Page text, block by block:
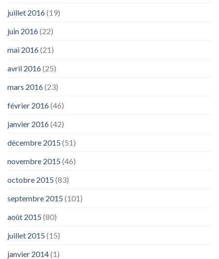
juillet 2016(19)
juin 2016(22)
mai 2016(21)
avril 2016(25)
mars 2016(23)
février 2016(46)
janvier 2016(42)
décembre 2015 (51)
novembre 2015 (46)
octobre 2015 (83)
septembre 2015 (101)
août 2015 (80)
juillet 2015 (15)
janvier 2014(1)